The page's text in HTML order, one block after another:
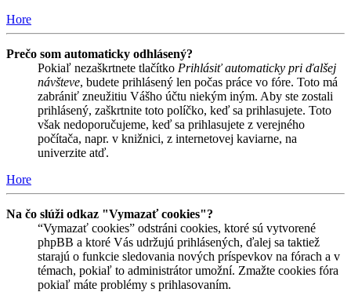
Hore
Prečo som automaticky odhlásený?
Pokiaľ nezaškrtnete tlačítko Prihlásiť automaticky pri ďalšej
návšteve, budete prihlásený len počas práce vo fóre. Toto má
zabrániť zneužitiu Vášho účtu niekým iným. Aby ste zostali
prihlásený, zaškrtnite toto políčko, keď sa prihlasujete. Toto
však nedoporučujeme, keď sa prihlasujete z verejného
počítača, napr. v knižnici, z internetovej kaviarne, na
univerzite atď.
Hore
Na čo slúži odkaz "Vymazať cookies"?
“Vymazať cookies” odstráni cookies, ktoré sú vytvorené
phpBB a ktoré Vás udržujú prihlásených, ďalej sa taktiež
starajú o funkcie sledovania nových príspevkov na fórach a v
témach, pokiaľ to administrátor umožní. Zmažte cookies fóra
pokiaľ máte problémy s prihlasovaním.